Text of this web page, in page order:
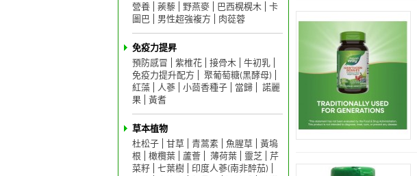
營養
蒺藜 野燕麥 巴西榥榥木
卡
圖巴
男性超強複方 肉蓯蓉
免疫力提昇
預防感冒
紫椎花 接骨木
牛初乳
免疫力提升配方
聚葡萄糖(黑酵母)
紅藻
人蔘 小茴香種子 當歸
諾麗
果
黃耆
草本植物
杜松子
甘草 青蒿素 魚腥草
黃塢
根
橄欖葉 蘆薈 薄荷葉 靈芝
芹
菜籽
七葉樹
印度人蔘(南非醉茄)